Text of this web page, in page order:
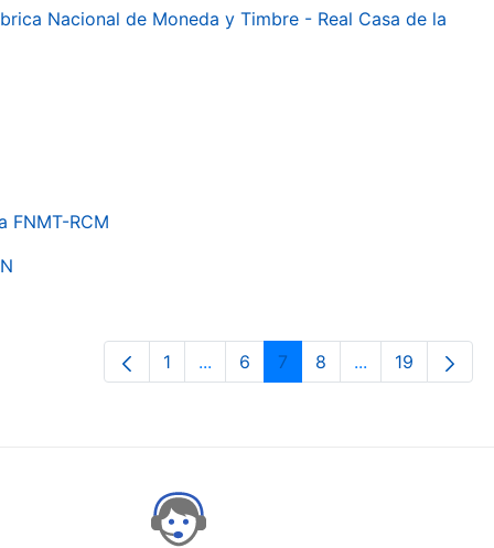
Nacional de Moneda y Timbre - Real Casa de la
FNMT-RCM
Orrialdea
1 ...Intermediate Pages Use TAB to
Orrialdea
6 Orrialdea
7 Orrialdea
8 ...Intermediate
Orrialdea
19